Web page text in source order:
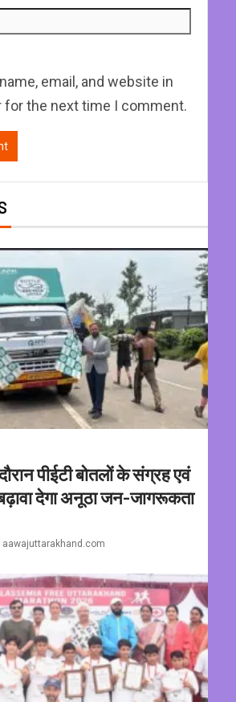
email, and website in
the next time I comment.
पीईटी बोतलों के संग्रह एवं
देगा अनूठा जन-जागरूकता
aawajuttarakhand.com